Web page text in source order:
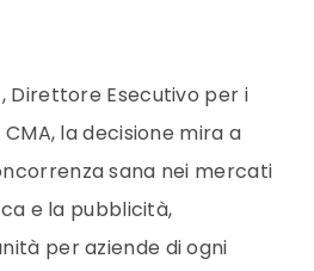
, Direttore Esecutivo per i
la decisione mira a
sana nei mercati
e la pubblicità,
per aziende di ogni